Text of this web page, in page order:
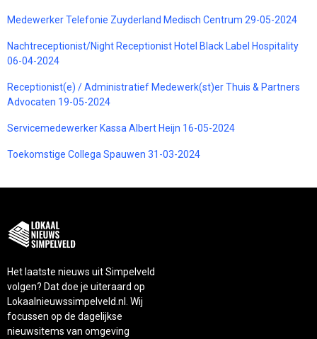
Medewerker Telefonie Zuyderland Medisch Centrum 29-05-2024
Nachtreceptionist/Night Receptionist Hotel Black Label Hospitality
06-04-2024
Receptionist(e) / Administratief Medewerk(st)er Thuis & Partners
Advocaten 19-05-2024
Servicemedewerker Kassa Albert Heijn 16-05-2024
Toekomstige Collega Spauwen 31-03-2024
Het laatste nieuws uit Simpelveld
volgen? Dat doe je uiteraard op
Lokaalnieuwssimpelveld.nl. Wij
focussen op de dagelijkse
nieuwsitems van omgeving